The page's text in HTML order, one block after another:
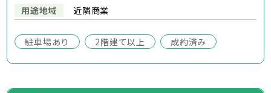
用途地域
近隣商業
駐車場あり 2階建て以上 成約済み